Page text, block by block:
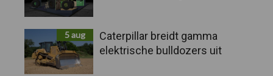
5 aug
Caterpillar breidt gamma
elektrische bulldozers uit